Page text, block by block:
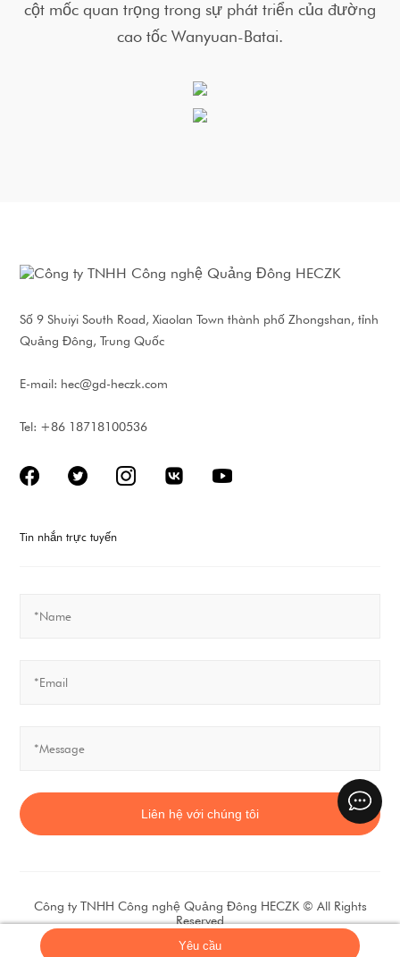
cột mốc quan trọng trong sự phát triển của đường
cao tốc Wanyuan-Batai.
Số 9 Shuiyi South Road, Xiaolan Town thành phố Zhongshan, tỉnh
Quảng Đông, Trung Quốc
E-mail: hec@gd-heczk.com
Tel: +86 18718100536
Tin nhắn trực tuyến
Liên hệ với chúng tôi
Công ty TNHH Công nghệ Quảng Đông HECZK © All Rights
Reserved
sitemap.xml
sitemap.html
Yêu cầu